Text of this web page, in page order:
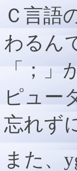
Ｃ言語
わるん
「；
ピュー
忘れず
また、